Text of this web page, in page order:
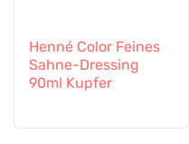
Henné Color Feines
Sahne-Dressing
90ml Kupfer